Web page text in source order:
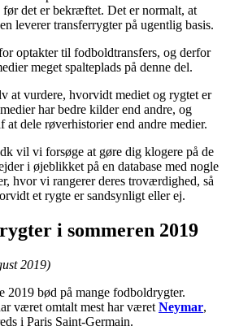
det er bekræftet. Det er normalt, at
leverer transferrygter på ugentlig basis.
optakter til fodboldtransfers, og derfor
meget spalteplads på denne del.
at vurdere, hvorvidt mediet og rygtet er
har bedre kilder end andre, og
at dele røverhistorier end andre medier.
vil vi forsøge at gøre dig klogere på de
i øjeblikket på en database med nogle
hvor vi rangerer deres troværdighed, så
et rygte er sandsynligt eller ej.
i sommeren 2019
2019)
2019 bød på mange fodboldrygter.
været omtalt mest har været Neymar,
i Paris Saint-Germain.